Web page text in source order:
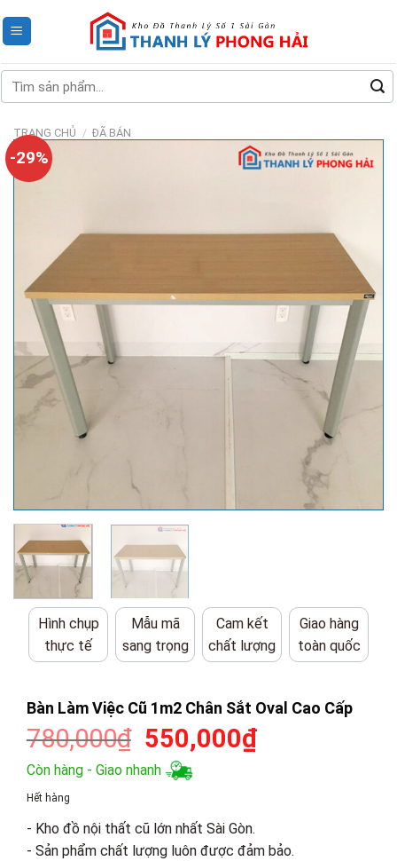
to
Tìm
kiếm:
TRANG CHỦ / ĐÃ BÁN
-29%
Hình chụp
thực tế
Mẫu mã
sang trọng
Cam kết
chất lượng
Giao hàng
toàn quốc
Bàn Làm Việc Cũ 1m2 Chân Sắt Oval Cao Cấp
780,000₫ Giá
gốc
550,000₫Giá
550,000₫.
Còn hàng - Giao nhanh
Hết hàng
- Kho đồ nội thất cũ lớn nhất Sài Gòn.
- Sản phẩm chất lượng luôn được đảm bảo.